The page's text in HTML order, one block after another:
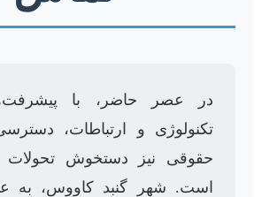
در عصر حاضر، با
تکنولوژی و ارتباطات،
حقوقی نیز دستخوش
است. شهر گنبد کاووس، به